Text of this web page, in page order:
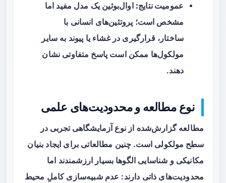
عمومیت نتایج: اوال‌بوئین یک مدل مفید اما
مشخص است؛ پروتئین‌های انسانی با
ساختار، قرارگیری در غشاء یا پیوند به سایر
مولکول‌ها ممکن است پاسخ متفاوتی نشان
دهند.
نوع مطالعه و محدودیت‌های علمی
مطالعه گزارش‌شده از نوع آزمایشگاهی تجربی در
سطح مولکولی است. چنین مطالعاتی برای ایجاد بنیان
مکانیکی و شناسایی الگوها بسیار ارزشمندند اما
محدودیت‌های ذاتی دارند: عدم شبیه‌سازی کاملِ محیط